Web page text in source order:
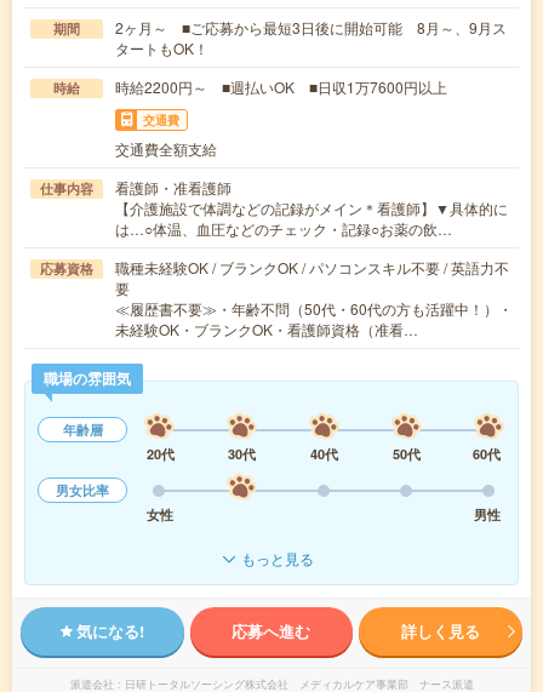
期間
2ヶ月～ ■ご応募から最短3日後に開始可能 8月～、9月ス
タートもOK！
時給 時給2200円～ ■週払いOK ■日収1万7600円以上
交通費
交通費全額支給
仕事内容
看護師・准看護師
【介護施設で体調などの記録がメイン＊看護師】▼具体的に
は…○体温、血圧などのチェック・記録○お薬の飲…
応募資格
職種未経験OK / ブランクOK / パソコンスキル不要 / 英語力不
要
≪履歴書不要≫・年齢不問（50代・60代の方も活躍中！）・
未経験OK・ブランクOK・看護師資格（准看…
職場の雰囲気
年齢層
20代
30代 40代 50代
60代
男女比率
女性
男性
もっと見る
気になる! 応募へ進む 詳しく見る
派遣会社 日研トータルソーシング株式会社 メディカルケア事業部 ナース派遣